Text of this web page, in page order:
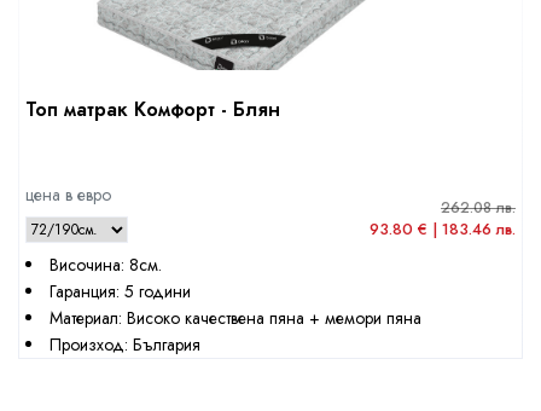
Топ матрак Комфорт - Блян
цена в евро
262.08 лв.
93.80 € | 183.46 лв.
Височина: 8см.
Гаранция: 5 години
Материал: Високо качествена пяна + мемори пяна
Произход: България